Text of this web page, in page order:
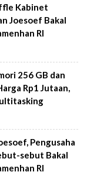
Kabinet
Joesoef Bakal
RI
256 GB dan
Rp1 Jutaan,
Pengusaha
sebut Bakal
RI